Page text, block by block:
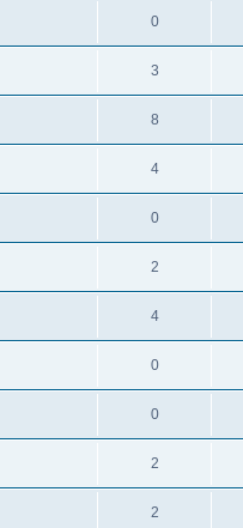
0
3
8
4
0
2
4
0
0
2
2